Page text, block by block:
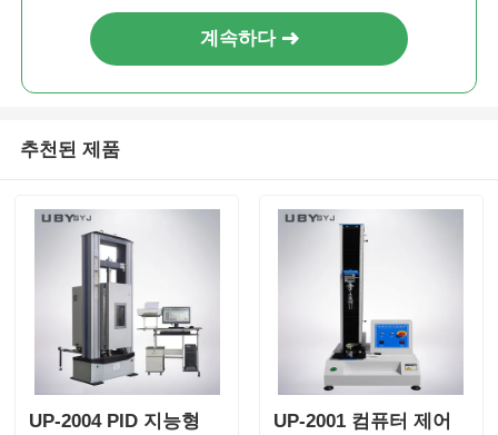
계속하다
추천된 제품
UP-2004 PID 지능형
UP-2001 컴퓨터 제어